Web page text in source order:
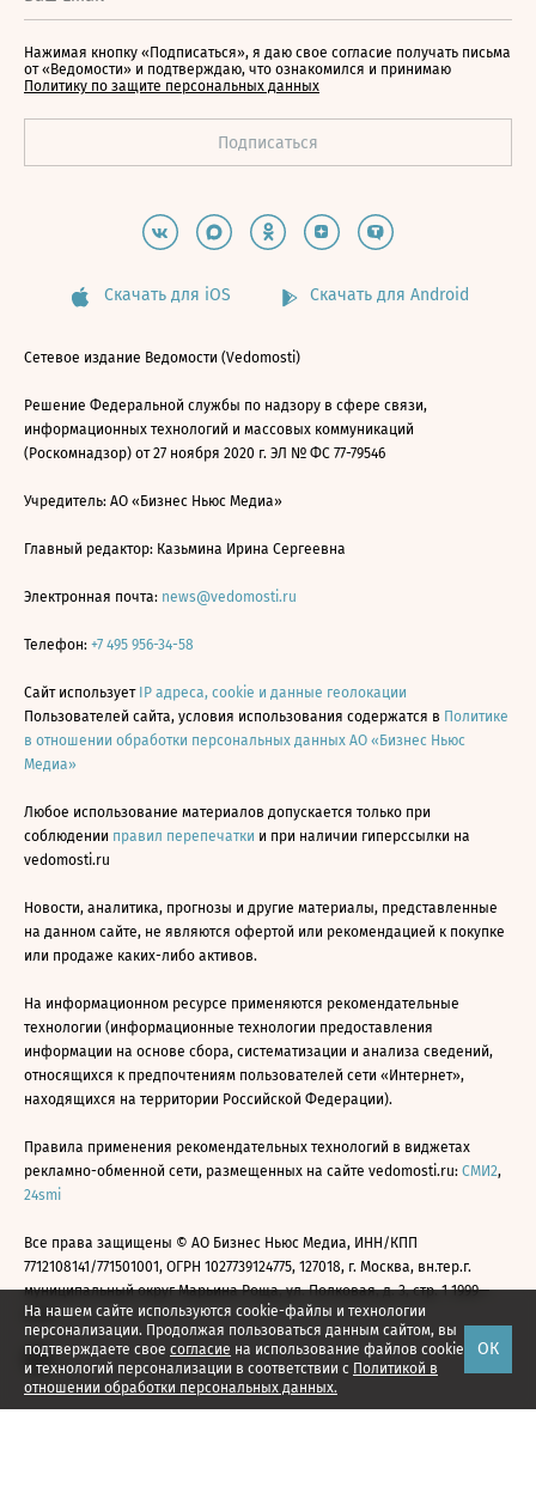
На нашем сайте используются cookie-файлы и технологии
персонализации. Продолжая пользоваться данным сайтом, вы
подтверждаете свое согласие на использование файлов cookie
и технологий персонализации в соответствии с Политикой в
отношении обработки персональных данных.
ОК
Нажимая кнопку «Подписаться», я даю свое согласие получать письма
от «Ведомости» и подтверждаю, что ознакомился и принимаю
Политику по защите персональных данных
Скачать для iOS Скачать для Android
Сетевое издание Ведомости (Vedomosti)
Решение Федеральной службы по надзору в сфере связи,
информационных технологий и массовых коммуникаций
(Роскомнадзор) от 27 ноября 2020 г. ЭЛ № ФС 77-79546
Учредитель: АО «Бизнес Ньюс Медиа»
Главный редактор: Казьмина Ирина Сергеевна
Электронная почта: news@vedomosti.ru
Телефон: +7 495 956-34-58
Сайт использует IP адреса, cookie и данные геолокации
Пользователей сайта, условия использования содержатся в Политике
в отношении обработки персональных данных АО «Бизнес Ньюс
Медиа»
Любое использование материалов допускается только при
соблюдении правил перепечатки и при наличии гиперссылки на
vedomosti.ru
Новости, аналитика, прогнозы и другие материалы, представленные
на данном сайте, не являются офертой или рекомендацией к покупке
или продаже каких-либо активов.
На информационном ресурсе применяются рекомендательные
технологии (информационные технологии предоставления
информации на основе сбора, систематизации и анализа сведений,
относящихся к предпочтениям пользователей сети «Интернет»,
находящихся на территории Российской Федерации).
Правила применения рекомендательных технологий в виджетах
рекламно-обменной сети, размещенных на сайте vedomosti.ru: СМИ2,
24smi
Все права защищены © АО Бизнес Ньюс Медиа, ИНН/КПП
7712108141/771501001, ОГРН 1027739124775, 127018, г. Москва, вн.тер.г.
муниципальный округ Марьина Роща, ул. Полковая, д. 3, стр. 1 1999—
2026